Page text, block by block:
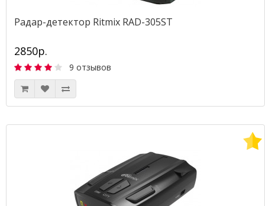
Радар-детектор Ritmix RAD-305ST
2850р.
9 отзывов